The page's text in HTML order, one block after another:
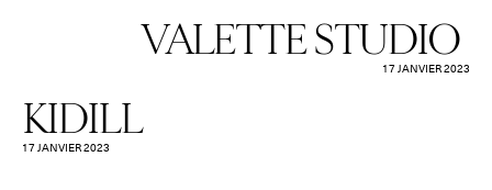
VALETTE STUDIO
17 JANVIER 2023
KIDILL
17 JANVIER 2023